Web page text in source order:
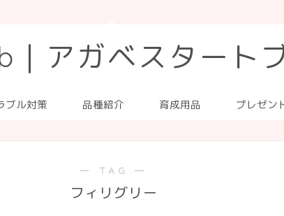
アガベスタート
ブル対策 品種紹介 育成用品 プレゼン
― TAG ―
フィリグリー